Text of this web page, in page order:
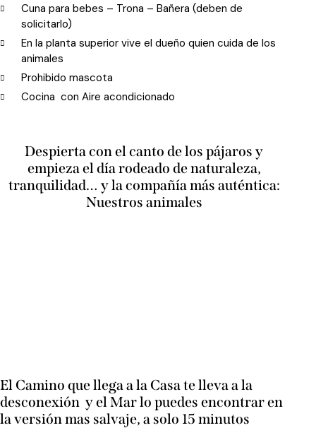
Cuna para bebes – Trona – Bañera (deben de
solicitarlo)
En la planta superior vive el dueño quien cuida de los
animales
Prohibido mascota
Cocina con Aire acondicionado
Despierta con el canto de los pájaros y
empieza el día rodeado de naturaleza,
tranquilidad… y la compañía más auténtica:
Nuestros animales
El Camino que llega a la Casa te lleva a la
desconexión y el Mar lo puedes encontrar en
la versión mas salvaje, a solo 15 minutos